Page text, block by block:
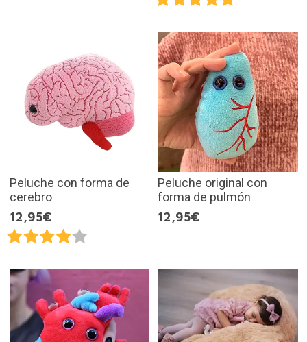
Peluche con forma de
cerebro
12,95€
Peluche original con
forma de pulmón
12,95€